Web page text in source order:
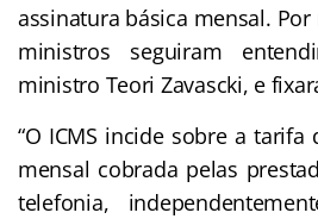
assinatura básica mensal.
ministros seguiram
ministro Teori Zavascki, e
“O ICMS incide sobre a tarifa
mensal cobrada pelas
telefonia,